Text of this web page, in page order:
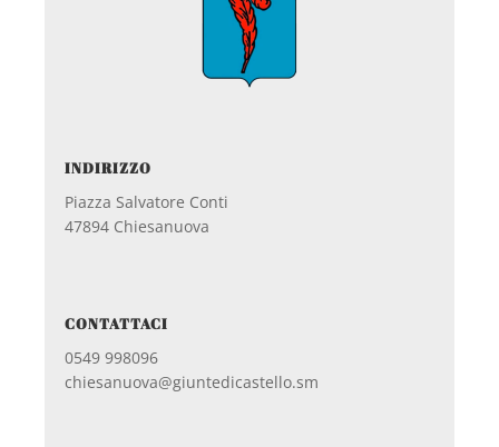
INDIRIZZO
Piazza Salvatore Conti
47894 Chiesanuova
CONTATTACI
0549 998096
chiesanuova@giuntedicastello.sm